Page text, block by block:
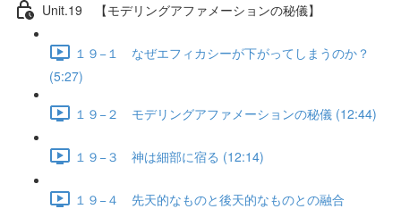
Unit.19 【モデリングアファメーションの秘儀】
１９−１ なぜエフィカシーが下がってしまうのか？
(5:27)
１９−２ モデリングアファメーションの秘儀 (12:44)
１９−３ 神は細部に宿る (12:14)
１９−４ 先天的なものと後天的なものとの融合